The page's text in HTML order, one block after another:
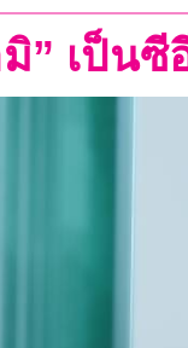
” เป็นซี